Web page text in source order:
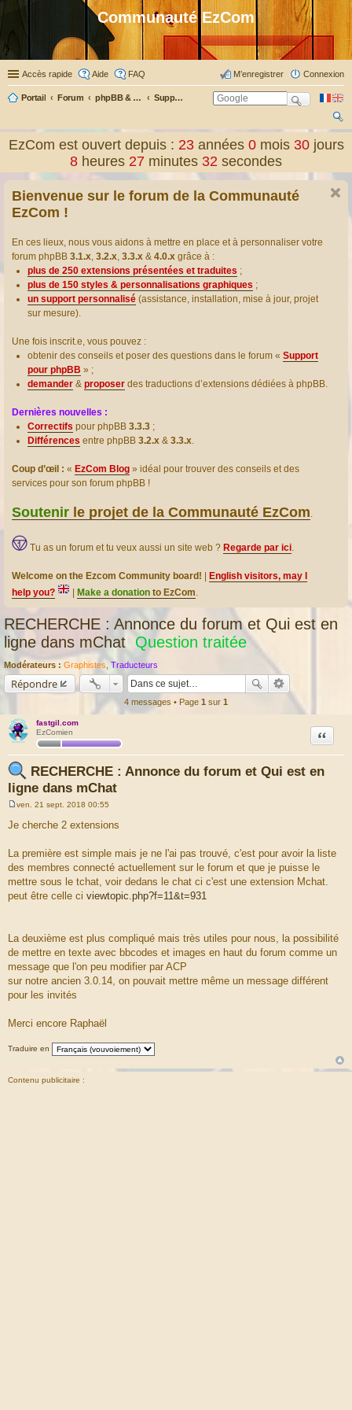
Communauté EzCom
Accès rapide Aide FAQ Connexion
M’enregistrer
Portail Forum phpBB & Co Support pour phpBB
ch
er
EzCom est ouvert depuis : 23 années0 mois30 jours
8 heures 27 minutes 32 secondes
Bienvenue sur le forum de la Communauté
EzCom !
En ces lieux, nous vous aidons à mettre en place et à personnaliser votre
forum phpBB 3.1.x, 3.2.x, 3.3.x & 4.0.x grâce à :
plus de 250 extensions présentées et traduites ;
plus de 150 styles & personnalisations graphiques ;
un support personnalisé (assistance, installation, mise à jour, projet
sur mesure).
Une fois inscrit.e, vous pouvez :
obtenir des conseils et poser des questions dans le forum « Support
pour phpBB » ;
demander & proposer des traductions d’extensions dédiées à phpBB.
Dernières nouvelles :
Correctifs pour phpBB 3.3.3 ;
Différences entre phpBB 3.2.x & 3.3.x.
Coup d’œil : « EzCom Blog » idéal pour trouver des conseils et des
services pour son forum phpBB !
Soutenir le projet de la Communauté EzCom.
Tu as un forum et tu veux aussi un site web ? Regarde par ici.
Welcome on the Ezcom Community board!
English visitors, may I
help you?
Make a donation to EzCom.
RECHERCHE : Annonce du forum et Qui est en
ligne dans mChat Question traitée
Modérateurs : Graphistes Traducteurs
Répondre
4 messages • Page 1 sur 1
fastgil.com
EzComien
RECHERCHE : Annonce du forum et Qui est en
ligne dans mChat
Citation
s
g
e
ven. 21 sept. 2018 00:55
Je cherche 2 extensions
La première est simple mais je ne l'ai pas trouvé, c'est pour avoir la liste
des membres connecté actuellement sur le forum et que je puisse le
mettre sous le tchat, voir dedans le chat ci c'est une extension Mchat.
peut être celle ci viewtopic.php?f=11&t=931
La deuxième est plus compliqué mais très utiles pour nous, la possibilité
de mettre en texte avec bbcodes et images en haut du forum comme un
message que l'on peu modifier par ACP
sur notre ancien 3.0.14, on pouvait mettre même un message différent
pour les invités
Merci encore Raphaël
Traduire en
Contenu publicitaire :